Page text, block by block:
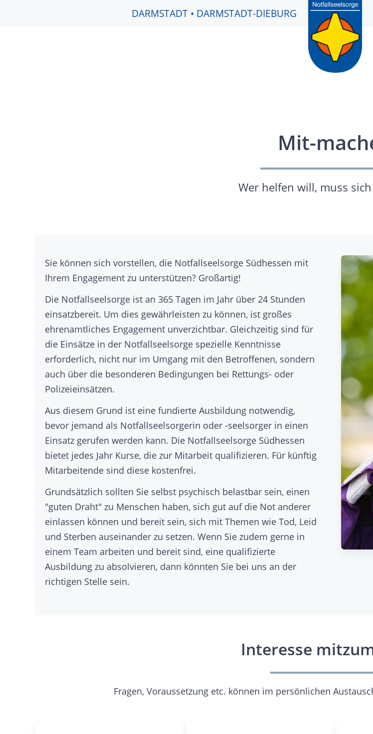
DARMSTADT• DARMSTADT-DIEBURG
Mit-
Wer helfen will, muss
Sie können sich vorstellen, die Notfallseelsorge Südhessen mit
Ihrem Engagement zu unterstützen? Großartig!
Die Notfallseelsorge ist an 365 Tagen im Jahr über 24 Stunden
einsatzbereit. Um dies gewährleisten zu können, ist großes
ehrenamtliches Engagement unverzichtbar. Gleichzeitig sind für
die Einsätze in der Notfallseelsorge spezielle Kenntnisse
erforderlich, nicht nur im Umgang mit den Betroffenen, sondern
auch über die besonderen Bedingungen bei Rettungs- oder
Polizeieinsätzen.
Aus diesem Grund ist eine fundierte Ausbildung notwendig,
bevor jemand als Notfallseelsorgerin oder -seelsorger in einen
Einsatz gerufen werden kann. Die Notfallseelsorge Südhessen
bietet jedes Jahr Kurse, die zur Mitarbeit qualifizieren. Für künftig
Mitarbeitende sind diese kostenfrei.
Grundsätzlich sollten Sie selbst psychisch belastbar sein, einen
"guten Draht" zu Menschen haben, sich gut auf die Not anderer
einlassen können und bereit sein, sich mit Themen wie Tod, Leid
und Sterben auseinander zu setzen. Wenn Sie zudem gerne in
einem Team arbeiten und bereit sind, eine qualifizierte
Ausbildung zu absolvieren, dann könnten Sie bei uns an der
richtigen Stelle sein.
Interesse
Fragen, Voraussetzung etc. können im persönlichen